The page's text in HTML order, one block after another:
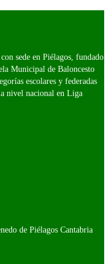
sede en Piélagos, fundado
Municipal de Baloncesto
escolares y federadas
nivel nacional en Liga
de Piélagos Cantabria